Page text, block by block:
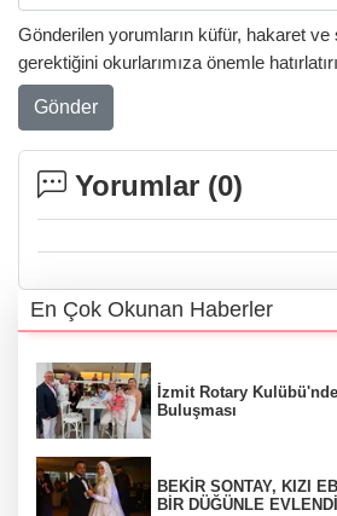
Gönderilen yorumların küfür, hakaret
gerektiğini okurlarımıza önemle
Gönder
Yorumlar (0)
En Çok Okunan Haberler
İzmit Rotary
Buluşması
BEKİR SONTAY, KIZI
BİR DÜĞÜNLE